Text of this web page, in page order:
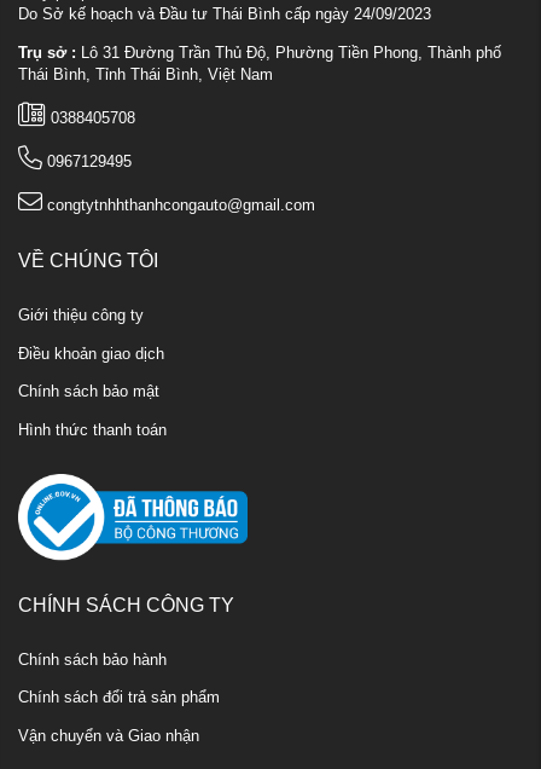
Do Sở kế hoạch và Đầu tư Thái Bình cấp ngày 24/09/2023
Trụ sở : Lô 31 Đường Trần Thủ Độ, Phường Tiền Phong, Thành phố
Thái Bình, Tỉnh Thái Bình, Việt Nam
0388405708
0967129495
congtytnhhthanhcongauto@gmail.com
VỀ CHÚNG TÔI
Giới thiệu công ty
Điều khoản giao dịch
Chính sách bảo mật
Hình thức thanh toán
CHÍNH SÁCH CÔNG TY
Chính sách bảo hành
Chính sách đổi trả sản phẩm
Vận chuyển và Giao nhận